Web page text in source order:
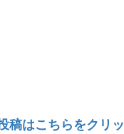
稿はこちらをクリ